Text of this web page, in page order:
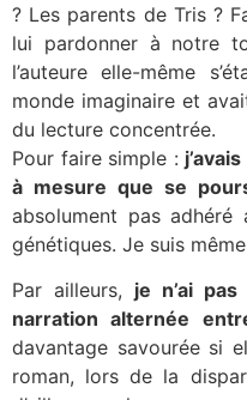
? Les parents de Tris ?
lui pardonner à notre
l’auteure elle-même
monde imaginaire et
du lecture concentrée.
Pour faire simple :
à mesure que se
absolument pas
génétiques. Je suis
Par ailleurs, je n’ai
narration alternée
davantage savourée si
roman, lors de la